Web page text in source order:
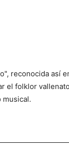
reconocida así
el folklor
musical.